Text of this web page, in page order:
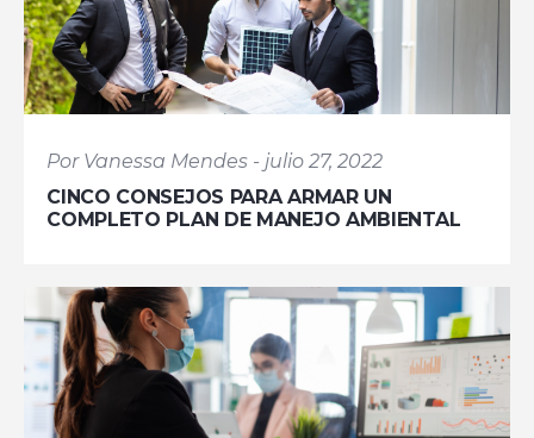
Por Vanessa Mendes - julio 27, 2022
CINCO CONSEJOS PARA ARMAR UN
COMPLETO PLAN DE MANEJO AMBIENTAL